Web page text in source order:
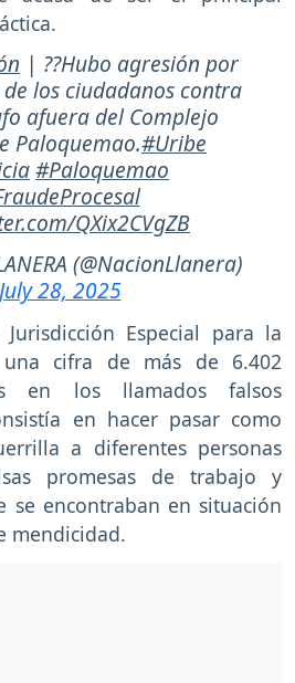
| ??Hubo agresión por
los ciudadanos contra
afuera del Complejo
Paloquemao.#Uribe
#Paloquemao
QXix2CVgZB
(@NacionLlanera)
July 28, 2025
Especial para la
una cifra de más de 6.402
en los llamados falsos
en hacer pasar como
a diferentes personas
promesas de trabajo y
se encontraban en situación
mendicidad.